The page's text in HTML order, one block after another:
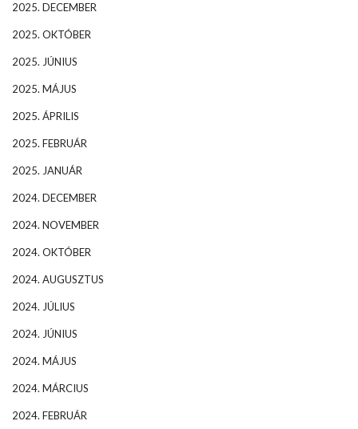
2025. DECEMBER
2025. OKTÓBER
2025. JÚNIUS
2025. MÁJUS
2025. ÁPRILIS
2025. FEBRUÁR
2025. JANUÁR
2024. DECEMBER
2024. NOVEMBER
2024. OKTÓBER
2024. AUGUSZTUS
2024. JÚLIUS
2024. JÚNIUS
2024. MÁJUS
2024. MÁRCIUS
2024. FEBRUÁR